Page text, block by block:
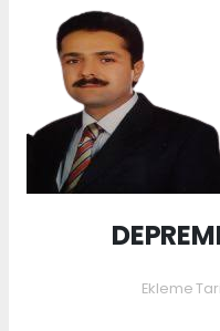
Ekleme